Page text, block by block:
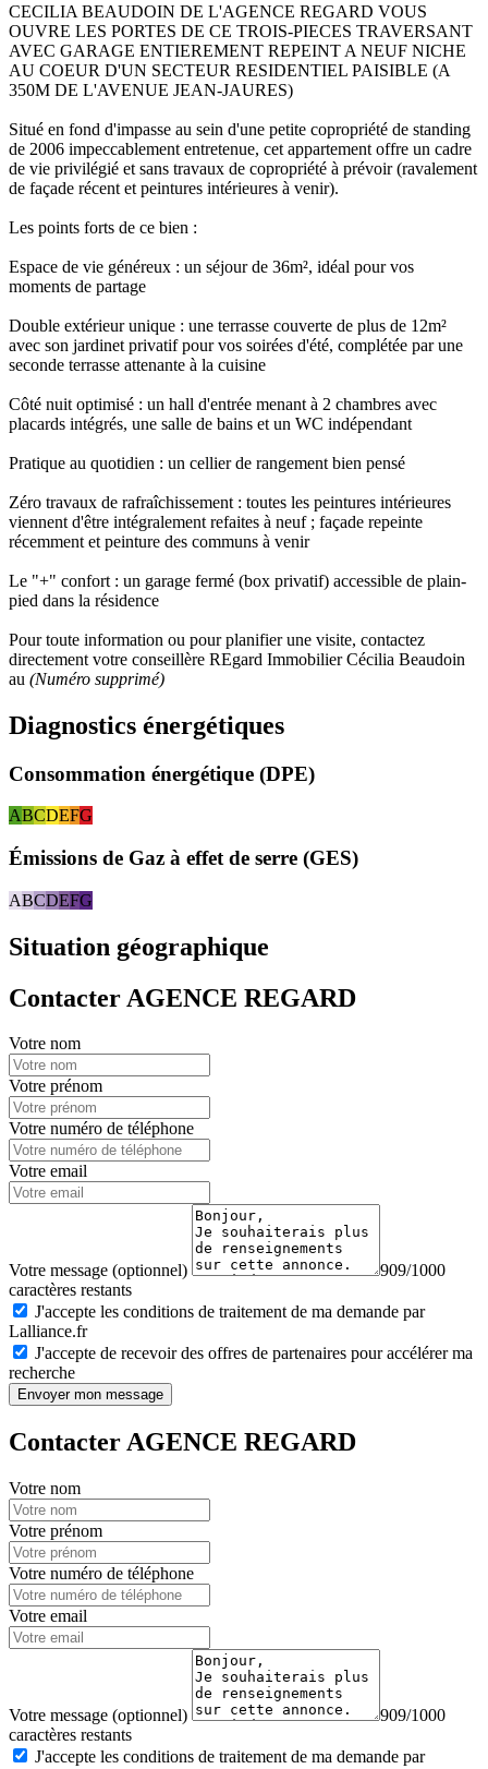
CECILIA BEAUDOIN DE L'AGENCE REGARD VOUS
OUVRE LES PORTES DE CE TROIS-PIECES TRAVERSANT
AVEC GARAGE ENTIEREMENT REPEINT A NEUF NICHE
AU COEUR D'UN SECTEUR RESIDENTIEL PAISIBLE (A
350M DE L'AVENUE JEAN-JAURES)
Situé en fond d'impasse au sein d'une petite copropriété de standing
de 2006 impeccablement entretenue, cet appartement offre un cadre
de vie privilégié et sans travaux de copropriété à prévoir (ravalement
de façade récent et peintures intérieures à venir).
Les points forts de ce bien :
Espace de vie généreux : un séjour de 36m², idéal pour vos
moments de partage
Double extérieur unique : une terrasse couverte de plus de 12m²
avec son jardinet privatif pour vos soirées d'été, complétée par une
seconde terrasse attenante à la cuisine
Côté nuit optimisé : un hall d'entrée menant à 2 chambres avec
placards intégrés, une salle de bains et un WC indépendant
Pratique au quotidien : un cellier de rangement bien pensé
Zéro travaux de rafraîchissement : toutes les peintures intérieures
viennent d'être intégralement refaites à neuf ; façade repeinte
récemment et peinture des communs à venir
Le "+" confort : un garage fermé (box privatif) accessible de plain-
pied dans la résidence
Pour toute information ou pour planifier une visite, contactez
directement votre conseillère REgard Immobilier Cécilia Beaudoin
au (Numéro supprimé)
Diagnostics énergétiques
Consommation énergétique (DPE)
ABCDEFG
Émissions de Gaz à effet de serre (GES)
ABCDEFG
Situation géographique
Contacter AGENCE REGARD
Votre nom
Votre prénom
Votre numéro de téléphone
Votre email
Votre message (optionnel)
909/1000
caractères restants
J'accepte les conditions de traitement de ma demande par
Lalliance.fr
J'accepte de recevoir des offres de partenaires pour accélérer ma
recherche
Envoyer mon message
Contacter AGENCE REGARD
Votre nom
Votre prénom
Votre numéro de téléphone
Votre email
Votre message (optionnel)
909/1000
caractères restants
J'accepte les conditions de traitement de ma demande par